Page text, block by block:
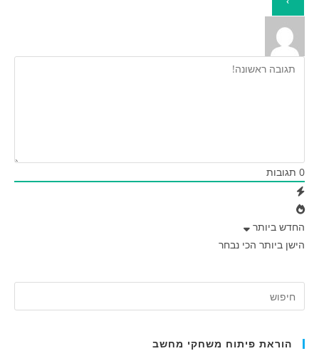
0 תגובות
החדש ביותר
הישן ביותר הכי נבחר
הוראת פיתוח משחקי מחשב